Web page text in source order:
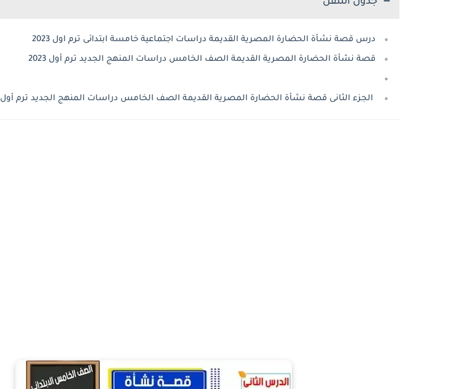
درس قصة نشأة الحضارة المصرية القديمة دراسات اجتماعية خامسة ابتدائى ترم اول 2023
قصة نشأة الحضارة المصرية القديمة الصف الخامس دراسات المنهج الجديد ترم أول 2023
الجزء الثانى قصة نشأة الحضارة المصرية القديمة الصف الخامس دراسات المنهج الجديد ترم أول 2023